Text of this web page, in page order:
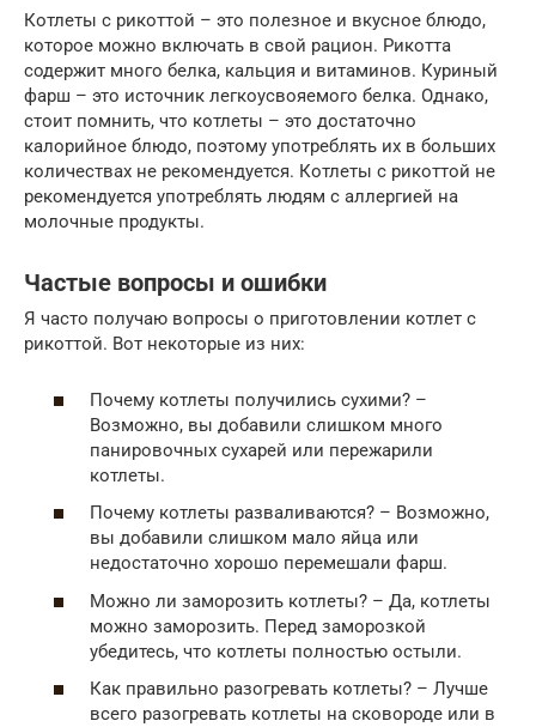
Котлеты с рикоттой – это полезное и вкусное блюдо,
которое можно включать в свой рацион. Рикотта
содержит много белка, кальция и витаминов. Куриный
фарш – это источник легкоусвояемого белка. Однако,
стоит помнить, что котлеты – это достаточно
калорийное блюдо, поэтому употреблять их в больших
количествах не рекомендуется. Котлеты с рикоттой не
рекомендуется употреблять людям с аллергией на
молочные продукты.
Частые вопросы и ошибки
Я часто получаю вопросы о приготовлении котлет с
рикоттой. Вот некоторые из них:
Почему котлеты получились сухими? –
Возможно, вы добавили слишком много
панировочных сухарей или пережарили
котлеты.
Почему котлеты разваливаются? – Возможно,
вы добавили слишком мало яйца или
недостаточно хорошо перемешали фарш.
Можно ли заморозить котлеты? – Да, котлеты
можно заморозить. Перед заморозкой
убедитесь, что котлеты полностью остыли.
Как правильно разогревать котлеты? – Лучше
всего разогревать котлеты на сковороде или в